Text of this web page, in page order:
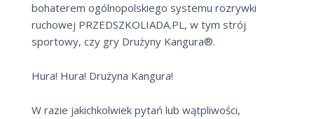
bohaterem ogólnopolskiego systemu rozrywki
ruchowej PRZEDSZKOLIADA.PL, w tym strój
sportowy, czy gry Drużyny Kangura®.
Hura! Hura! Drużyna Kangura!
W razie jakichkolwiek pytań lub wątpliwości,